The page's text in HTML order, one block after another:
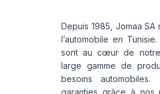
Depuis 1985, Jomaa
l’automobile en
sont au cœur de notre
large gamme de
besoins
garanties grâce à nos